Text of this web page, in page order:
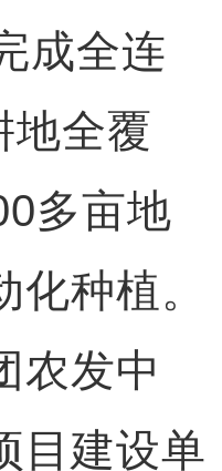
成全连
地全覆
多亩地
种植。
发中
目建设单